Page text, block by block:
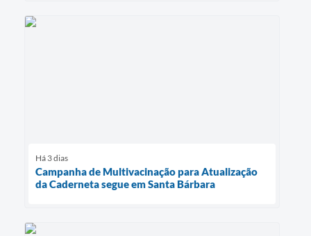
Há 3 dias
Campanha de Multivacinação para Atualização
da Caderneta segue em Santa Bárbara